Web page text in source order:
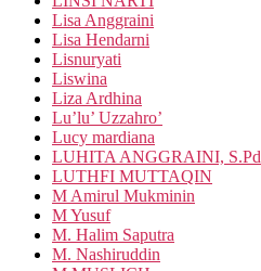
Lisa Anggraini
Lisa Hendarni
Lisnuryati
Liswina
Liza Ardhina
Lu’lu’ Uzzahro’
Lucy mardiana
LUHITA ANGGRAINI, S.Pd
LUTHFI MUTTAQIN
M Amirul Mukminin
M Yusuf
M. Halim Saputra
M. Nashiruddin